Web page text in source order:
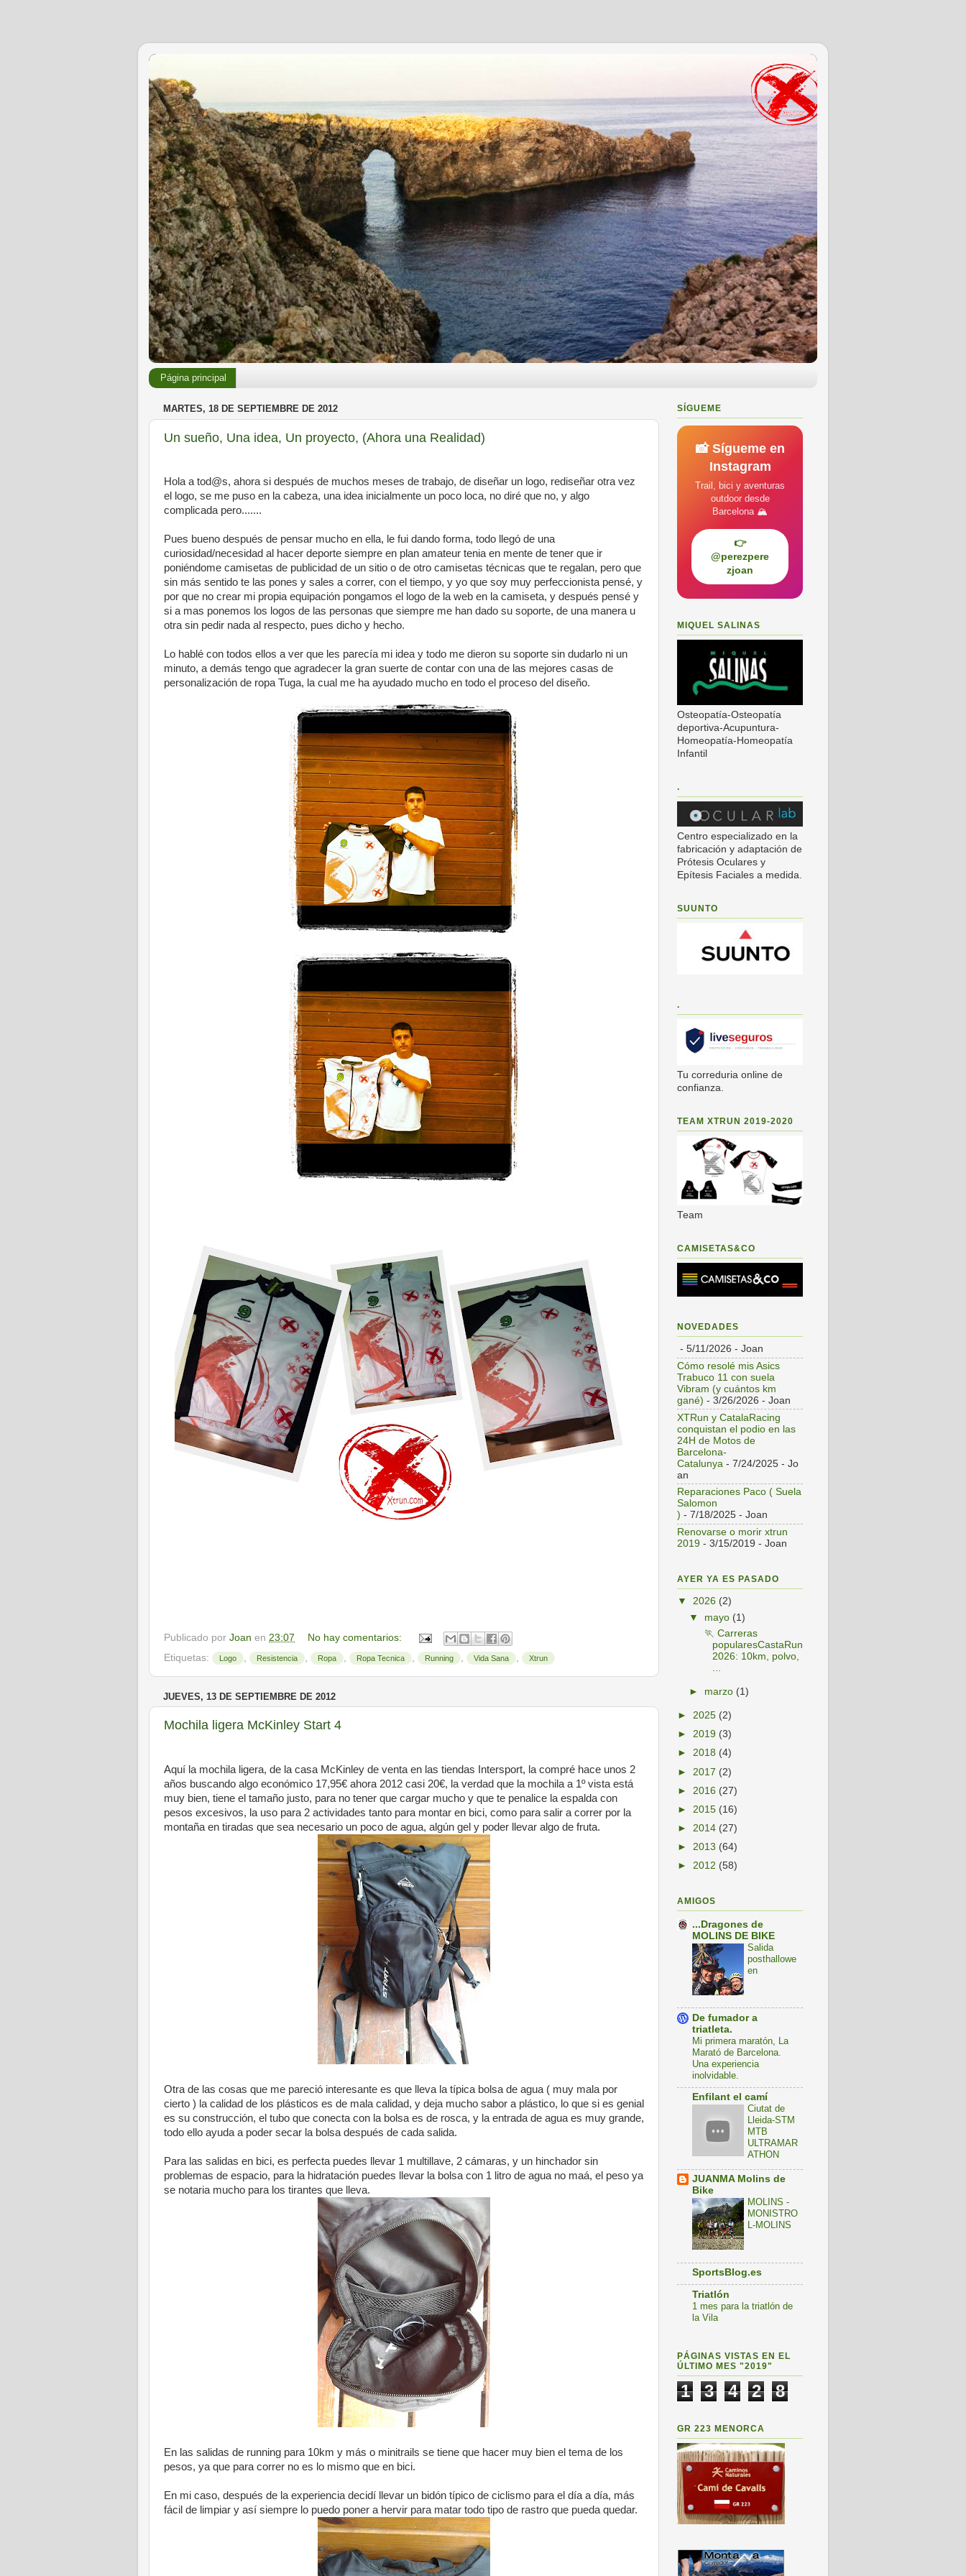
Página principal
MARTES, 18 DE SEPTIEMBRE DE 2012
Un sueño, Una idea, Un proyecto, (Ahora una Realidad)
Hola a tod@s, ahora si después de muchos meses de trabajo, de diseñar un logo, rediseñar otra vez
el logo, se me puso en la cabeza, una idea inicialmente un poco loca, no diré que no, y algo
complicada pero.......
Pues bueno después de pensar mucho en ella, le fui dando forma, todo llegó de una
curiosidad/necesidad al hacer deporte siempre en plan amateur tenia en mente de tener que ir
poniéndome camisetas de publicidad de un sitio o de otro camisetas técnicas que te regalan, pero que
sin más sentido te las pones y sales a correr, con el tiempo, y yo que soy muy perfeccionista pensé, y
por que no crear mi propia equipación pongamos el logo de la web en la camiseta, y después pensé y
si a mas ponemos los logos de las personas que siempre me han dado su soporte, de una manera u
otra sin pedir nada al respecto, pues dicho y hecho.
Lo hablé con todos ellos a ver que les parecía mi idea y todo me dieron su soporte sin dudarlo ni un
minuto, a demás tengo que agradecer la gran suerte de contar con una de las mejores casas de
personalización de ropa Tuga, la cual me ha ayudado mucho en todo el proceso del diseño.
Publicado por Joan en 23:07
No hay comentarios:
Etiquetas:
Logo Resistencia Ropa Ropa Tecnica Running Vida Sana Xtrun
JUEVES, 13 DE SEPTIEMBRE DE 2012
Mochila ligera McKinley Start 4
Aquí la mochila ligera, de la casa McKinley de venta en las tiendas Intersport, la compré hace unos 2
años buscando algo económico 17,95€ ahora 2012 casi 20€, la verdad que la mochila a 1º vista está
muy bien, tiene el tamaño justo, para no tener que cargar mucho y que te penalice la espalda con
pesos excesivos, la uso para 2 actividades tanto para montar en bici, como para salir a correr por la
montaña en tiradas que sea necesario un poco de agua, algún gel y poder llevar algo de fruta.
Otra de las cosas que me pareció interesante es que lleva la típica bolsa de agua ( muy mala por
cierto ) la calidad de los plásticos es de mala calidad, y deja mucho sabor a plástico, lo que si es genial
es su construcción, el tubo que conecta con la bolsa es de rosca, y la entrada de agua es muy grande,
todo ello ayuda a poder secar la bolsa después de cada salida.
Para las salidas en bici, es perfecta puedes llevar 1 multillave, 2 cámaras, y un hinchador sin
problemas de espacio, para la hidratación puedes llevar la bolsa con 1 litro de agua no maá, el peso ya
se notaria mucho para los tirantes que lleva.
En las salidas de running para 10km y más o minitrails se tiene que hacer muy bien el tema de los
pesos, ya que para correr no es lo mismo que en bici.
En mi caso, después de la experiencia decidí llevar un bidón típico de ciclismo para el día a día, más
fácil de limpiar y así siempre lo puedo poner a hervir para matar todo tipo de rastro que pueda quedar.
SÍGUEME
📸 Sígueme en
Instagram
Trail, bici y aventuras
outdoor desde
Barcelona 🏔️
👉
@perezpere
zjoan
MIQUEL SALINAS
Osteopatía-Osteopatía
deportiva-Acupuntura-
Homeopatía-Homeopatía
Infantil
.
Centro especializado en la
fabricación y adaptación de
Prótesis Oculares y
Epítesis Faciales a medida.
SUUNTO
.
Tu correduria online de
confianza.
TEAM XTRUN 2019-2020
Team
CAMISETAS&CO
NOVEDADES
- 5/11/2026 - Joan
Cómo resolé mis Asics
Trabuco 11 con suela
Vibram (y cuántos km
gané) - 3/26/2026 - Joan
XTRun y CatalaRacing
conquistan el podio en las
24H de Motos de
Barcelona-
Catalunya - 7/24/2025 - Jo
an
Reparaciones Paco ( Suela
Salomon
) - 7/18/2025 - Joan
Renovarse o morir xtrun
2019 - 3/15/2019 - Joan
AYER YA ES PASADO
▼ 2026 (2)
▼ mayo (1)
🏃 Carreras
popularesCastaRun
2026: 10km, polvo,
...
► marzo (1)
► 2025 (2)
► 2019 (3)
► 2018 (4)
► 2017 (2)
► 2016 (27)
► 2015 (16)
► 2014 (27)
► 2013 (64)
► 2012 (58)
AMIGOS
...Dragones de
MOLINS DE BIKE
Salida
posthallowe
en
De fumador a
triatleta.
Mi primera maratón, La
Marató de Barcelona.
Una experiencia
inolvidable.
Enfilant el camí
Ciutat de
Lleida-STM
MTB
ULTRAMAR
ATHON
JUANMA Molins de
Bike
MOLINS -
MONISTRO
L-MOLINS
SportsBlog.es
Triatlón
1 mes para la triatlón de
la Vila
PÁGINAS VISTAS EN EL
ÚLTIMO MES "2019"
1 3 4 2 8
GR 223 MENORCA